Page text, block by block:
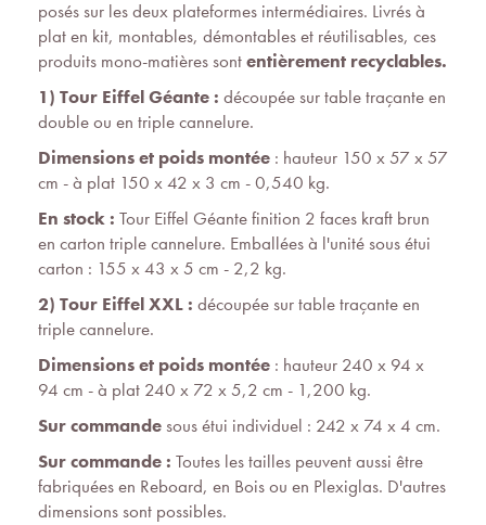
posés sur les deux plateformes intermédiaires. Livrés à
plat en kit, montables, démontables et réutilisables, ces
produits mono-matières sontentièrement recyclables.
1) Tour Eiffel Géante : découpée sur table traçante en
double ou en triple cannelure.
Dimensions et poids montée : hauteur 150 x 57 x 57
cm - à plat 150 x 42 x 3 cm - 0,540 kg.
En stock : Tour Eiffel Géante finition 2 faces kraft brun
en carton triple cannelure. Emballées à l'unité sous étui
carton : 155 x 43 x 5 cm - 2,2 kg.
2) Tour Eiffel XXL : découpée sur table traçante en
triple cannelure.
Dimensionset poids montée : hauteur 240 x 94 x
94 cm - à plat 240 x 72 x 5,2 cm - 1,200 kg.
Sur commandesous étui individuel : 242 x 74 x 4 cm.
Sur commande : Toutes les tailles peuvent aussi être
fabriquées en Reboard, en Bois ou en Plexiglas. D'autres
dimensions sont possibles.